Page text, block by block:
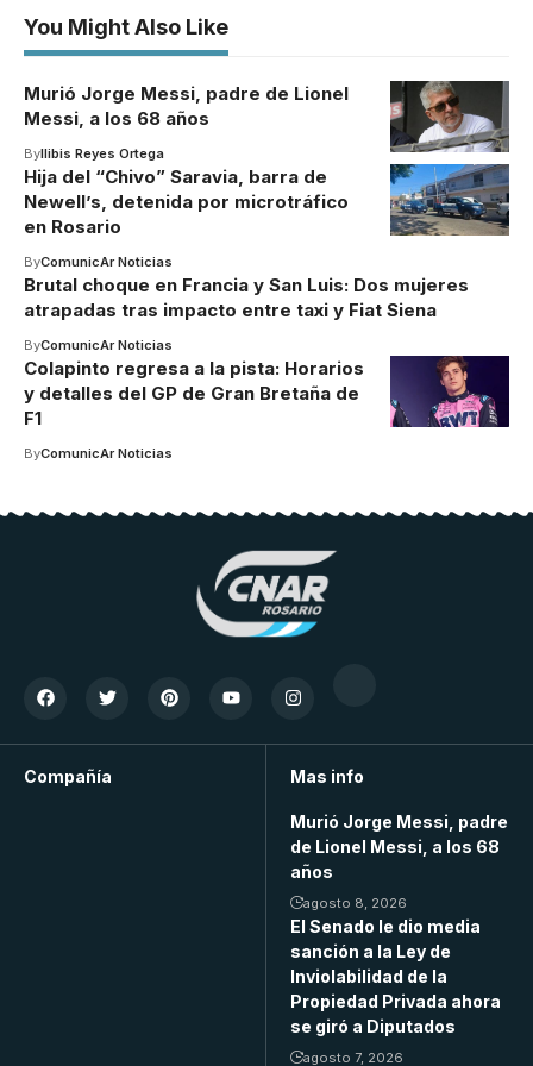
You Might Also Like
Murió Jorge Messi, padre de Lionel
Messi, a los 68 años
ByIlibis Reyes Ortega
Hija del “Chivo” Saravia, barra de
Newell’s, detenida por microtráfico
en Rosario
ByComunicAr Noticias
Brutal choque en Francia y San Luis: Dos mujeres
atrapadas tras impacto entre taxi y Fiat Siena
ByComunicAr Noticias
Colapinto regresa a la pista: Horarios
y detalles del GP de Gran Bretaña de
F1
ByComunicAr Noticias
Compañía Mas info
Murió Jorge Messi, padre
de Lionel Messi, a los 68
años
agosto 8, 2026
El Senado le dio media
sanción a la Ley de
Inviolabilidad de la
Propiedad Privada ahora
se giró a Diputados
agosto 7, 2026